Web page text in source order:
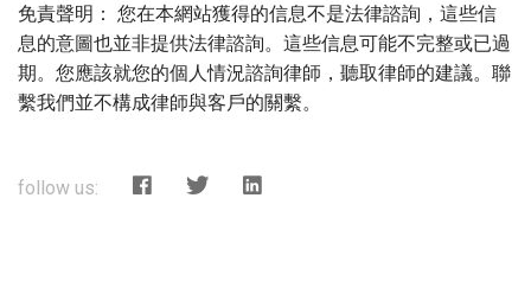
免責聲明： 您在本網站獲得的信息不是法律諮詢，這些信
息的意圖也並非提供法律諮詢。這些信息可能不完整或已過
期。您應該就您的個人情況諮詢律師，聽取律師的建議。聯
繫我們並不構成律師與客戶的關繫。
follow us: